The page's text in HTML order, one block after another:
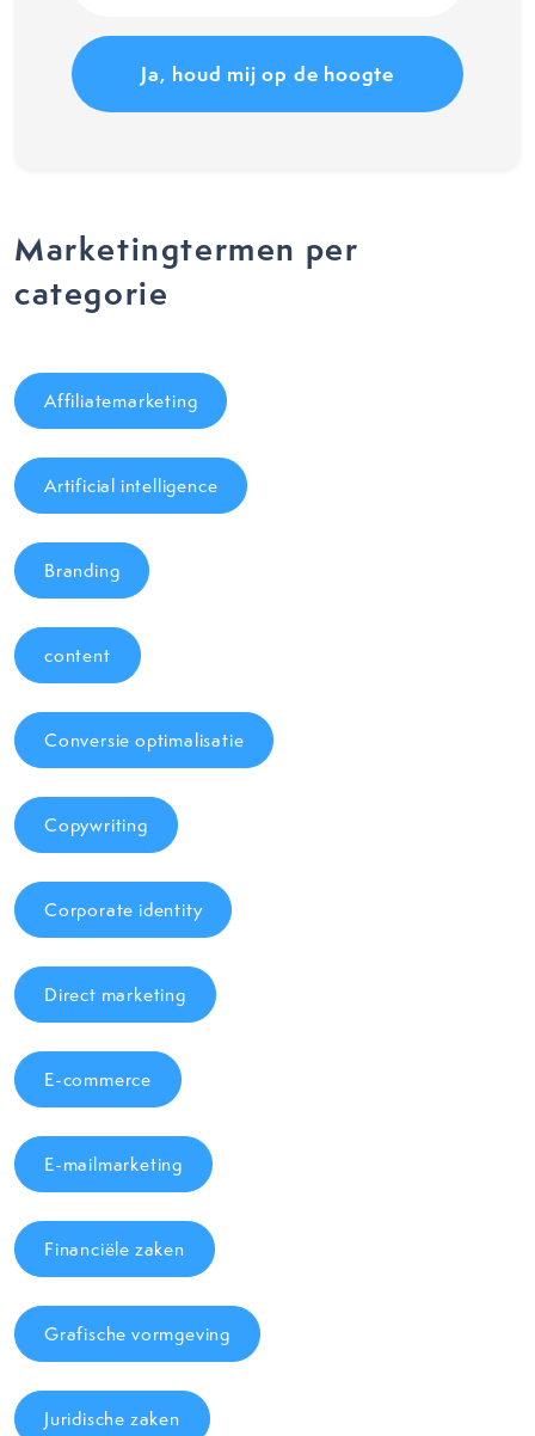
Marketingtermen per
categorie
Affiliatemarketing
Artificial intelligence
Branding
content
Conversie optimalisatie
Copywriting
Corporate identity
Direct marketing
E-commerce
E-mailmarketing
Financiële zaken
Grafische vormgeving
Juridische zaken